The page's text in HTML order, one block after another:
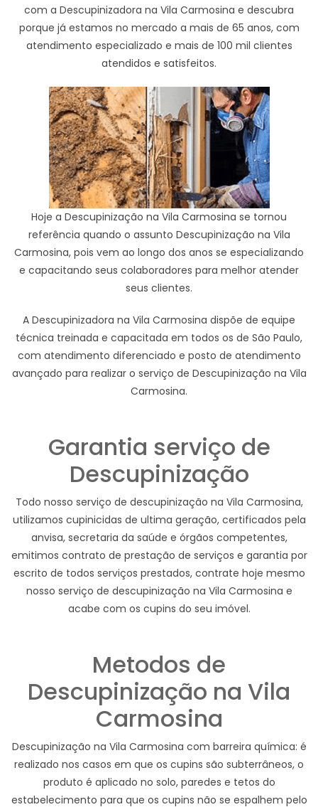
com a Descupinizadora na Vila Carmosina e descubra
porque já estamos no mercado a mais de 65 anos, com
atendimento especializado e mais de 100 mil clientes
atendidos e satisfeitos.
Hoje a Descupinização na Vila Carmosina se tornou
referência quando o assunto Descupinização na Vila
Carmosina, pois vem ao longo dos anos se especializando
e capacitando seus colaboradores para melhor atender
seus clientes.
A Descupinizadora na Vila Carmosina dispõe de equipe
técnica treinada e capacitada em todos os de São Paulo,
com atendimento diferenciado e posto de atendimento
avançado para realizar o serviço de Descupinização na Vila
Carmosina.
Garantia serviço de
Descupinização
Todo nosso serviço de descupinização na Vila Carmosina,
utilizamos cupinicidas de ultima geração, certificados pela
anvisa, secretaria da saúde e órgãos competentes,
emitimos contrato de prestação de serviços e garantia por
escrito de todos serviços prestados, contrate hoje mesmo
nosso serviço de descupinização na Vila Carmosina e
acabe com os cupins do seu imóvel.
Metodos de
Descupinização na Vila
Carmosina
Descupinização na Vila Carmosina com barreira química: é
realizado nos casos em que os cupins são subterrâneos, o
produto é aplicado no solo, paredes e tetos do
estabelecimento para que os cupins não se espalhem pelo